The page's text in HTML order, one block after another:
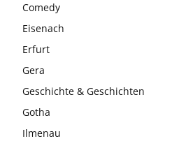
Comedy
Eisenach
Erfurt
Gera
Geschichte & Geschichten
Gotha
Ilmenau